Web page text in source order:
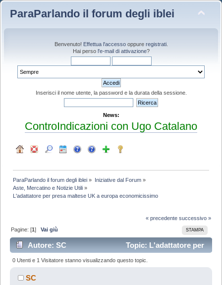
ParaParlando il forum degli iblei
Benvenuto! Effettua l'accessooppure registrati.
Hai perso l'e-mail di attivazione?
Inserisci il nome utente, la password e la durata della sessione.
News:
ControIndicazioni con Ugo Catalano
ParaParlando il forum degli iblei » Iniziative dal Forum»
Aste, Mercatino e Notizie Utili »
L'adattatore per presa maltese UK a europa economicissimo
« precedente successivo »
STAMPA
Pagine: [1]Vai giù
Autore: SC
Topic: L'adattatore per
presa maltese UK a europa economicissimo (Letto
68252 volte)
0 Utenti e 1 Visitatore stanno visualizzando questo topic.
SC